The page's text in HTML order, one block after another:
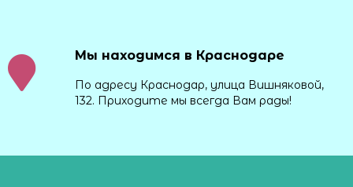
Мы находимся в Краснодаре
По адресу Краснодар, улица Вишняковой,
132. Приходите мы всегда Вам рады!